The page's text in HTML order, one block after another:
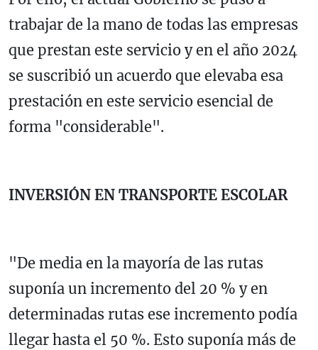
trabajar de la mano de todas las empresas
que prestan este servicio y en el año 2024
se suscribió un acuerdo que elevaba esa
prestación en este servicio esencial de
forma "considerable".
INVERSIÓN EN TRANSPORTE ESCOLAR
"De media en la mayoría de las rutas
suponía un incremento del 20 % y en
determinadas rutas ese incremento podía
llegar hasta el 50 %. Esto suponía más de